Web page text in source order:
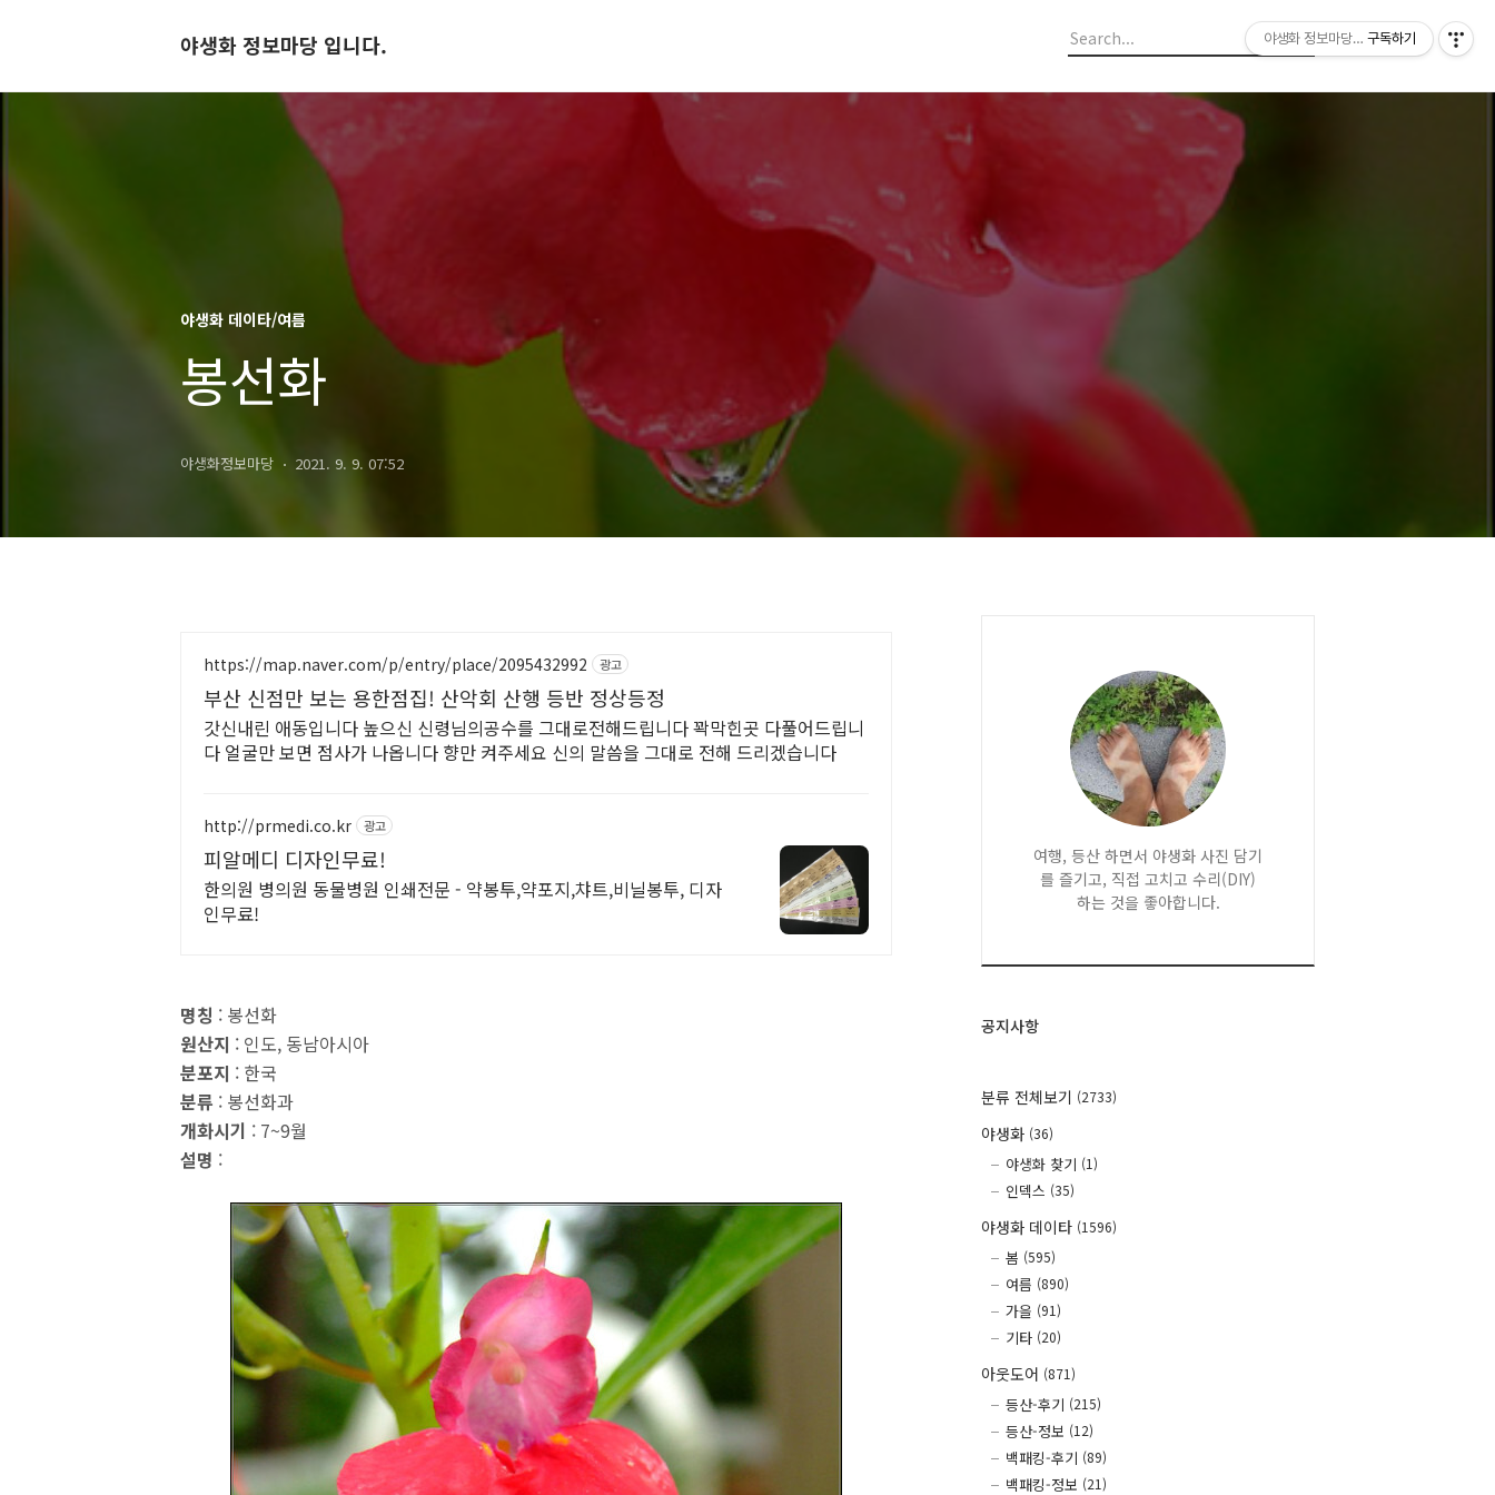
야생화 정보마당 입니다.
야생화 데이타/여름
봉선화
야생화정보마당 2021. 9. 9. 07:52
https://map.naver.com/p/entry/place/2095432992 광고
부산 신점만 보는 용한점집! 산악회 산행 등반 정상등정
갓신내린 애동입니다 높으신 신령님의공수를 그대로전해드립니다 꽉막힌곳 다풀어드립니
다 얼굴만 보면 점사가 나옵니다 향만 켜주세요 신의 말씀을 그대로 전해 드리겠습니다
http://prmedi.co.kr 광고
피알메디 디자인무료!
한의원 병의원 동물병원 인쇄전문 - 약봉투,약포지,챠트,비닐봉투, 디자
인무료!
명칭 : 봉선화
원산지 : 인도, 동남아시아
분포지 : 한국
분류 : 봉선화과
개화시기 : 7~9월
설명 :
여행, 등산 하면서 야생화 사진 담기
를 즐기고, 직접 고치고 수리(DIY)
하는 것을 좋아합니다.
공지사항
분류 전체보기 (2733)
야생화 (36)
야생화 찾기 (1)
인덱스 (35)
야생화 데이타 (1596)
봄 (595)
여름 (890)
가을 (91)
기타 (20)
아웃도어 (871)
등산-후기 (215)
등산-정보 (12)
백패킹-후기 (89)
백패킹-정보 (21)
야생화 정보마당 입니다.
구독하기